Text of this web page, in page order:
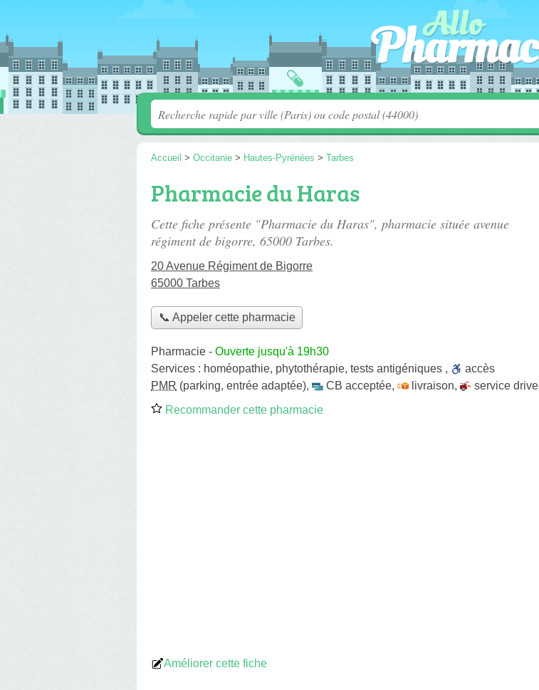
Accueil > Occitanie > Hautes-Pyrénées > Tarbes
Pharmacie du Haras
Cette fiche présente "Pharmacie du Haras", pharmacie située avenue
régiment de bigorre, 65000 Tarbes.
20 Avenue Régiment de Bigorre
65000 Tarbes
📞 Appeler cette pharmacie
Pharmacie - Ouverte jusqu'à 19h30
Services : homéopathie, phytothérapie, tests antigéniques ,
accès
PMR (parking, entrée adaptée), CB acceptée, livraison,
service drive
Recommander cette pharmacie
Améliorer cette fiche